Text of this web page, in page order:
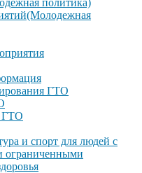
ГТО
ГТО
и спорт для людей с
ограниченными